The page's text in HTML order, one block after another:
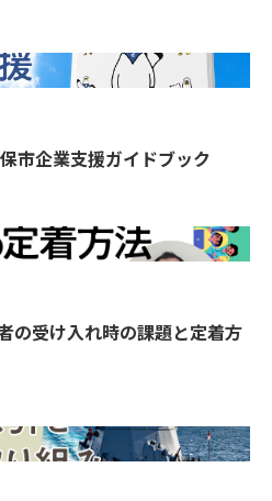
市企業支援ガイドブック
の受け入れ時の課題と定着方